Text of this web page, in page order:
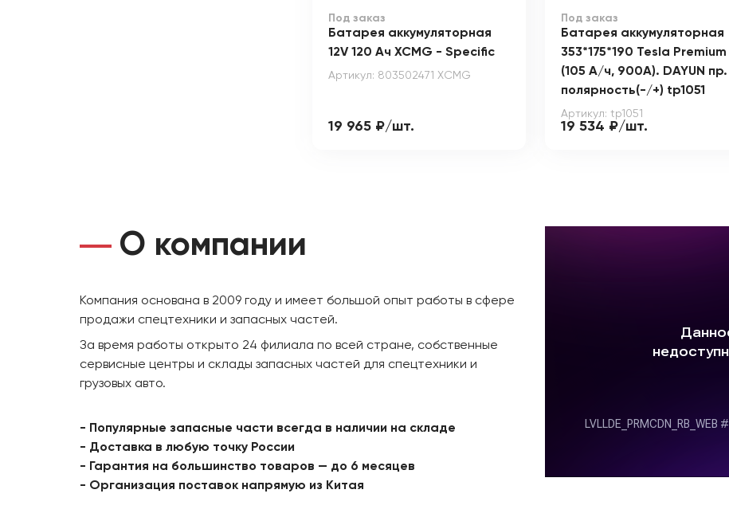
Под заказ
Батарея аккумуляторная
12V 120 Ач XCMG - Specific
Артикул: 803502471 XCMG
19 965 ₽/шт.
Под заказ
Батарея аккумуляторная
353*175*190 Tesla Premium
(105 А/ч, 900А). DAYUN пр.
полярность(-/+) tp1051
Артикул: tp1051
19 534 ₽/шт.
О компании
Компания основана в 2009 году и имеет большой опыт работы в сфере
продажи спецтехники и запасных частей.
За время работы открыто 24 филиала по всей стране, собственные
сервисные центры и склады запасных частей для спецтехники и
грузовых авто.
- Популярные запасные части всегда в наличии на складе
- Доставка в любую точку России
- Гарантия на большинство товаров — до 6 месяцев
- Организация поставок напрямую из Китая